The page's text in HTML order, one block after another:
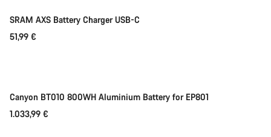
SRAM AXS Battery Charger USB-C
51,99 €
Canyon BT010 800WH Aluminium Battery for EP801
1.033,99 €